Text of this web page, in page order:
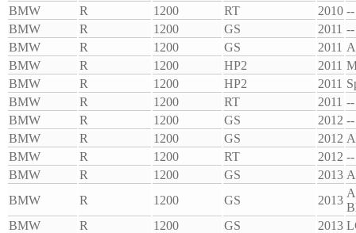
BMW
R 1200 RT 2010 --
BMW
R 1200 GS 2011 --
BMW
R 1200 GS 2011
BMW
R 1200 HP2 2011
BMW
R 1200 HP2 2011
BMW
R 1200 RT 2011 --
BMW
R 1200 GS 2012 --
BMW
R 1200 GS 2012
BMW
R 1200 RT 2012 --
BMW
R 1200 GS 2013
BMW
R 1200 GS 2013
BMW
R 1200 GS 2013